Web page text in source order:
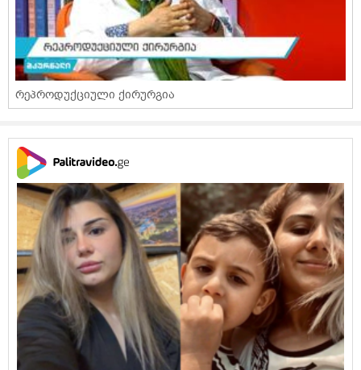
რეპროდუქციული ქირურგია